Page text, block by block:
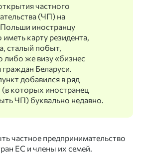
частного
(ЧП) на
иностранцу
карту резидента,
сталый побыт,
либо же визу «бизнес
Беларуси.
добавился в ряд
которых иностранец
ЧП) буквально недавно.
частное предпринимательство
ЕС и члены их семей.